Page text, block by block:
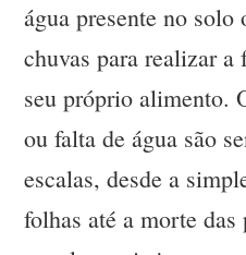
água presente no solo
chuvas para realizar
seu próprio alimento.
ou falta de água são
escalas, desde a
folhas até a morte